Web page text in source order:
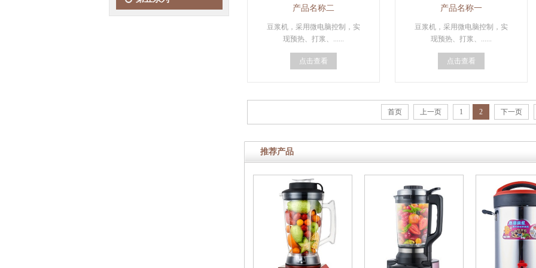
产品名称二
豆浆机，采用微电脑控制，实
现预热、打浆、......
点击查看
产品名称一
豆浆机，采用微电脑控制，实
现预热、打浆、......
点击查看
首页 上一页 1 2 下一页
推荐产品